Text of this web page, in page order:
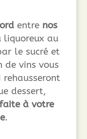
entre nos
liquoreux au
le sucré et
de vins vous
rehausseront
dessert,
à votre
.